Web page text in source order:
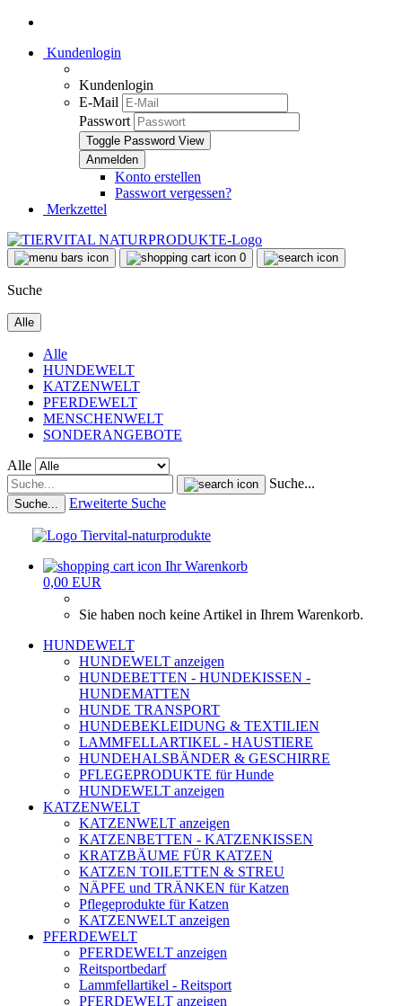
Kundenlogin
Kundenlogin
E-Mail
Passwort
Toggle Password View
Konto erstellen
Passwort vergessen?
Merkzettel
0
Suche
Alle
Alle
HUNDEWELT
KATZENWELT
PFERDEWELT
MENSCHENWELT
SONDERANGEBOTE
Alle
Suche...
Suche... Erweiterte Suche
Ihr Warenkorb
0,00 EUR
Sie haben noch keine Artikel in Ihrem Warenkorb.
HUNDEWELT
HUNDEWELT anzeigen
HUNDEBETTEN - HUNDEKISSEN -
HUNDEMATTEN
HUNDE TRANSPORT
HUNDEBEKLEIDUNG & TEXTILIEN
LAMMFELLARTIKEL - HAUSTIERE
HUNDEHALSBÄNDER & GESCHIRRE
PFLEGEPRODUKTE für Hunde
HUNDEWELT anzeigen
KATZENWELT
KATZENWELT anzeigen
KATZENBETTEN - KATZENKISSEN
KRATZBÄUME FÜR KATZEN
KATZEN TOILETTEN & STREU
NÄPFE und TRÄNKEN für Katzen
Pflegeprodukte für Katzen
KATZENWELT anzeigen
PFERDEWELT
PFERDEWELT anzeigen
Reitsportbedarf
Lammfellartikel - Reitsport
PFERDEWELT anzeigen